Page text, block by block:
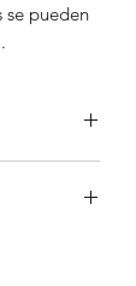
se pueden